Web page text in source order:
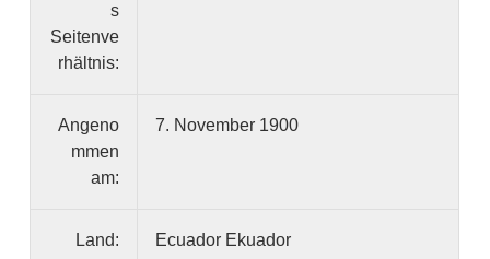
s
Seitenve
rhältnis:
Angeno
mmen
am:
7. November 1900
Land: Ecuador Ekuador